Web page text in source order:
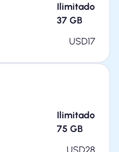
Ilimitado
37 GB
USD17
Ilimitado
75 GB
USD28